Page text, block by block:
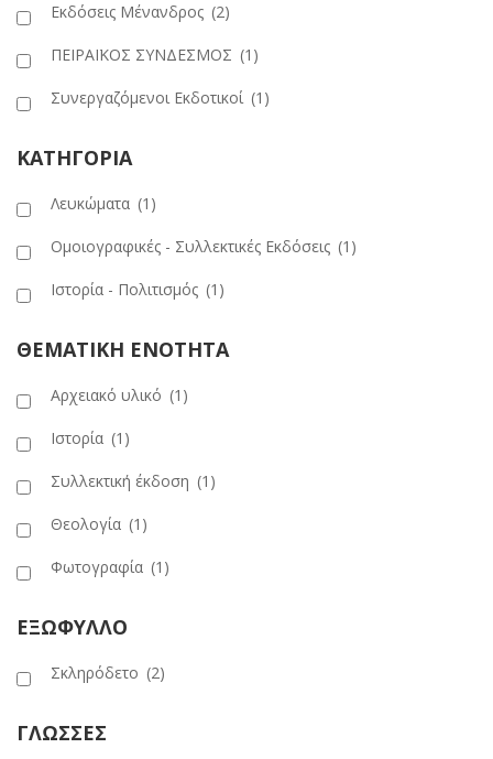
Εκδόσεις Μένανδρος (2)
ΠΕΙΡΑΪΚΟΣ ΣΥΝΔΕΣΜΟΣ (1)
Συνεργαζόμενοι Εκδοτικοί (1)
ΚΑΤΗΓΟΡΙΑ
Λευκώματα (1)
Ομοιογραφικές - Συλλεκτικές Εκδόσεις (1)
Ιστορία - Πολιτισμός (1)
ΘΕΜΑΤΙΚΗ ΕΝΟΤΗΤΑ
Αρχειακό υλικό (1)
Ιστορία (1)
Συλλεκτική έκδοση (1)
Θεολογία (1)
Φωτογραφία (1)
ΕΞΩΦΥΛΛΟ
Σκληρόδετο (2)
ΓΛΩΣΣΕΣ